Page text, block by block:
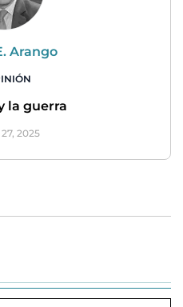
Arango
la guerra
2025